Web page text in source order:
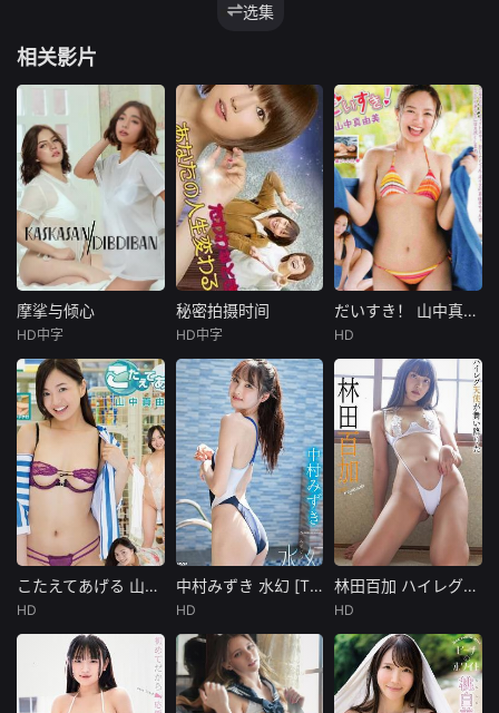
选集
相关影片
摩挲与倾心
Imperial
Chloe
Can'tgetenou
ghoffemaletofema
leactionin"Kiss/Ki
ss"?Here'safollow
uphostedbytwooft
hehottest
摩挲与倾心
HD中字
秘密拍摄时间
明美美羽
并木塔子
电影导演花
恋，收到儿时玩伴
兼名导须藤的墨西
哥拍片邀约。她惊
喜之余却感到不
安，态度犹豫。这
让曾被花恋鼓励要
活得自由的挚友
绫，对她的含糊其
的友谊也因此面临
考验。
秘密拍摄时间
HD中字
だいすき！ 山中真由美 [BMAY-008]
作品紹介タレン
ト： 山中真由美
イメージメーカ
ー： アイマック
スイメージレーベ
ル： &n
だいすき！ 山中真由美 [BMAY-008]
HD
こたえてあげる 山中真由美 [BMAY-004]
作品紹介タレン
ト： 山中真由美
イメージメーカ
こたえてあげる 山中真由美 [BMAY-004]
HD
中村みずき 水幻 [TSDS-46086]
発売日： 2025/0
8/29製作年： --
--収録時間： 8
中村みずき 水幻 [TSDS-46086]
HD
林田百加 ハイレグ天使が舞い降りた [TSDS-46072]
発売日： 2023/1
2/22製作年： --
--収録時間： 1
林田百加 ハイレグ天使が舞い降りた [TSDS-46072]
HD